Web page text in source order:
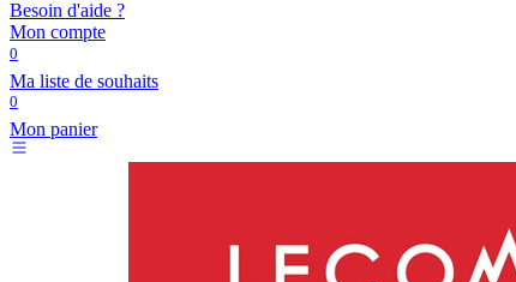
Besoin d'aide ?
Mon compte
0
Ma liste de souhaits
0
Mon panier